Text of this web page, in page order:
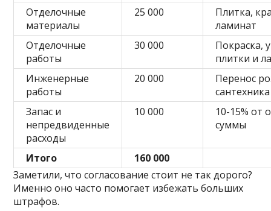
Отделочные
материалы
25 000
Плитка,
ламинат
Отделочные
работы
30 000
Покраска,
плитки и
Инженерные
работы
20 000
Перенос
сантехника
Запас и
непредвиденные
расходы
10 000
10-15% от
суммы
Итого
160 000
Заметили, что согласование стоит не так дорого?
Именно оно часто помогает избежать больших
штрафов.